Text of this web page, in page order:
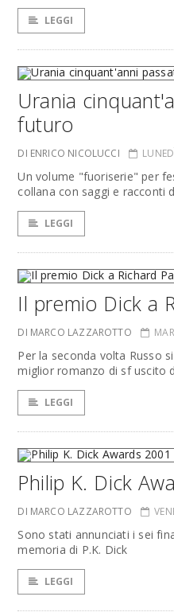
LEGGI
Urania
futuro
DI ENRICO NICOLUCCI
Un volume "fuoriserie" per
collana con saggi e racconti
LEGGI
Il premio Dick a
DI MARCO LAZZAROTTO
Per la seconda volta Russo
miglior romanzo di sf uscito
LEGGI
Philip K. Dick
DI MARCO LAZZAROTTO
Sono stati annunciati i sei
memoria di P.K. Dick
LEGGI